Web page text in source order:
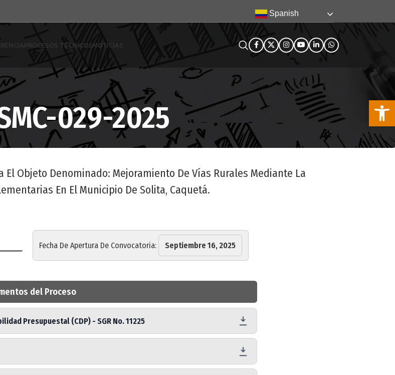
Abra
Spanish
PROCESOS TÉCNICOSNOTICIAS
029-2025
Objeto Denominado: Mejoramiento De Vías Rurales Mediante La
En El Municipio De Solita, Caquetá.
Fecha De Apertura De Convocatoria: Septiembre 16, 2025
del Proceso
Presupuestal (CDP) - SGR No. 11225